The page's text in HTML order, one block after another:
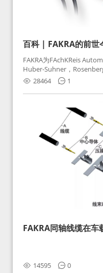
百科 | FAKRA的前世
FAKRA为FAchKReis
Huber-Suhner，
Huber-Suhner相关连接器
Rosenberger）缩写。起
接，如今FAKRA已成为汽
28464 1
FAKRA同轴线缆在车
14595 0